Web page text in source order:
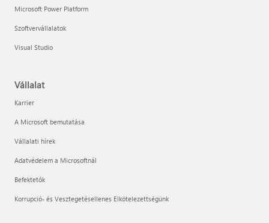
Microsoft Power Platform
Szoftvervállalatok
Visual Studio
Vállalat
Karrier
A Microsoft bemutatása
Vállalati hírek
Adatvédelem a Microsoftnál
Befektetők
Korrupció- és Vesztegetésellenes Elkötelezettségünk